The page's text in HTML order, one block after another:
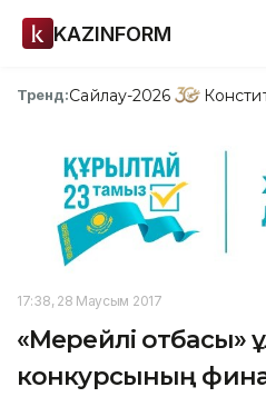
KAZINFORM
Тренд:Сайлау-2026
17:38, 28 Маусым 2017
«Мерейлі отбасы»
конкурсының